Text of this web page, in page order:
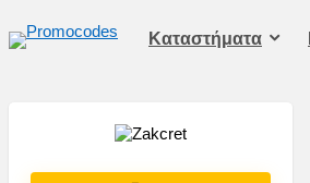
Καταστήματα